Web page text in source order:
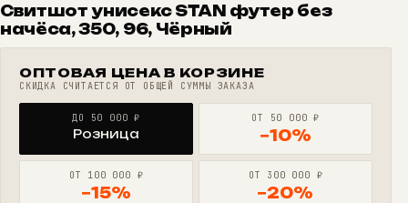
Свитшот унисекс STAN футер без
начёса, 350, 96, Чёрный
ОПТОВАЯ ЦЕНА В КОРЗИНЕ
СКИДКА СЧИТАЕТСЯ ОТ ОБЩЕЙ СУММЫ ЗАКАЗА
ДО 50 000 ₽
Розница
ОТ 50 000 ₽
−10%
ОТ 100 000 ₽
−15%
ОТ 300 000 ₽
−20%